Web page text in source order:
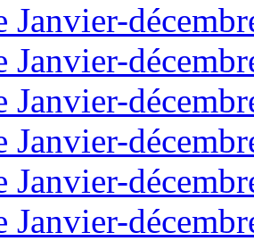
Janvier-
Janvier-
Janvier-
Janvier-
Janvier-
Janvier-